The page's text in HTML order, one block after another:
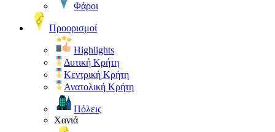
Φάροι
Προορισμοί
Highlights
Δυτική Κρήτη
Κεντρική Κρήτη
Ανατολική Κρήτη
Πόλεις
Χανιά